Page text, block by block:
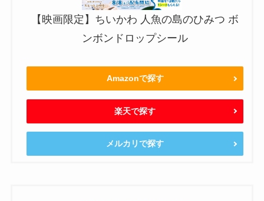
【映画限定】ちいかわ 人魚の島のひみつ ボ
ンボンドロップシール
Amazonで探す
楽天で探す
メルカリで探す